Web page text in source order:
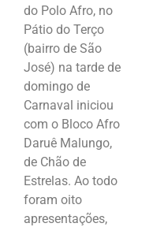
do Polo Afro, no
Pátio do Terço
(bairro de São
José) na tarde de
domingo de
Carnaval iniciou
com o Bloco Afro
Daruê Malungo,
de Chão de
Estrelas. Ao todo
foram oito
apresentações,